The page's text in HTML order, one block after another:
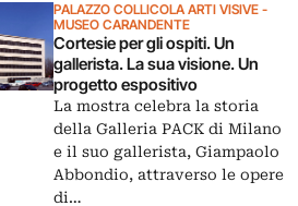
PALAZZO COLLICOLA ARTI VISIVE -
MUSEO CARANDENTE
Cortesie per gli ospiti. Un
gallerista. La sua visione. Un
progetto espositivo
La mostra celebra la storia
della Galleria PACK di Milano
e il suo gallerista, Giampaolo
Abbondio, attraverso le opere
di…